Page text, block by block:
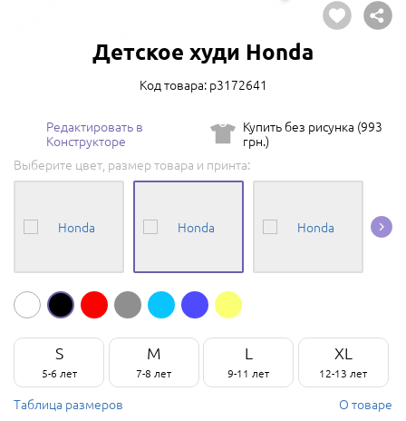
Детское худи Honda
Код товара: p3172641
Редактировать в
Конструкторе
Купить без рисунка (993
грн.)
Выберите цвет, размер товара и принта:
S
5-6 лет
M
7-8 лет
L
9-11 лет
XL
12-13 лет
Таблица размеров О товаре